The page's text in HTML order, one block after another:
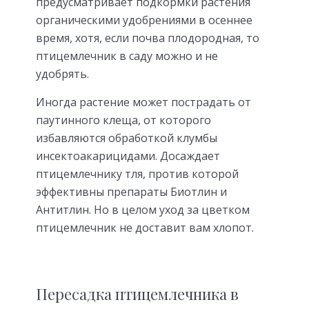
органическими удобрениями в осеннее
время, хотя, если почва плодородная, то
птицемлечник в саду можно и не
удобрять.
Иногда растение может пострадать от
паутинного клеща, от которого
избавляются обработкой клумбы
инсектоакарицидами. Досаждает
птицемлечнику тля, против которой
эффективны препараты Биотлин и
Антитлин. Но в целом уход за цветком
птицемлечник не доставит вам хлопот.
Пересадка птицемлечника в